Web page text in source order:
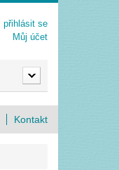
Kontakt
přihlásit se
Můj účet